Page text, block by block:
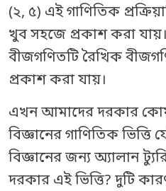
(২, ৫) এই গাণিতিক
খুব সহজে প্রকাশ করা
বীজগণিতটি রৈখিক
প্রকাশ করা যায়।
এখন আমাদের দরকার
বিজ্ঞানের গাণিতিক ভিত্তি
বিজ্ঞানের জন্য অ্যালান
দরকার এই ভিত্তি? দুটি